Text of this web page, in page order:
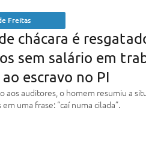
Freitas
chácara é
sem salário em
escravo no PI
aos auditores, o homem resumiu a
uma frase: “caí numa cilada”.